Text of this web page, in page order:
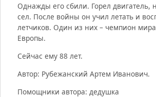
Однажды его сбили. Горел двигатель,
сел. После войны он учил летать и
летчиков. Один из них – чемпион
Европы.
Сейчас ему 88 лет.
Автор: Рубежанский Артем Иванович.
Помощники автора: дедушка